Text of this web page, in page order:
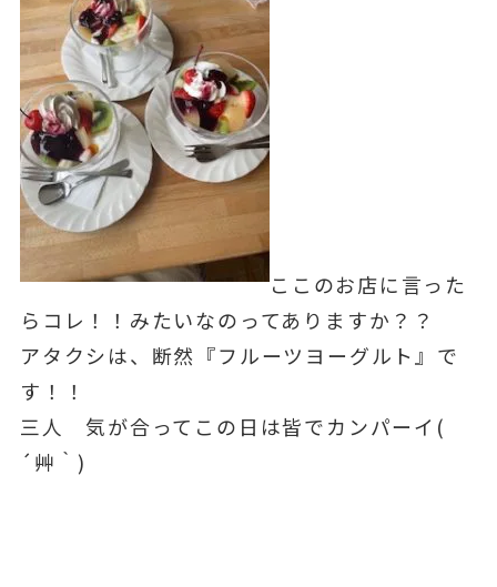
ここのお店に言った
らコレ！！みたいなのってありますか？？
アタクシは、断然『フルーツヨーグルト』で
す！！
三人 気が合ってこの日は皆でカンパーイ(
´艸｀)